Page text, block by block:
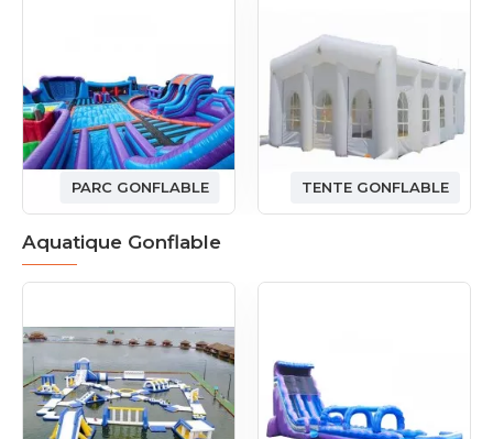
PARC GONFLABLE TENTE GONFLABLE
Aquatique Gonflable